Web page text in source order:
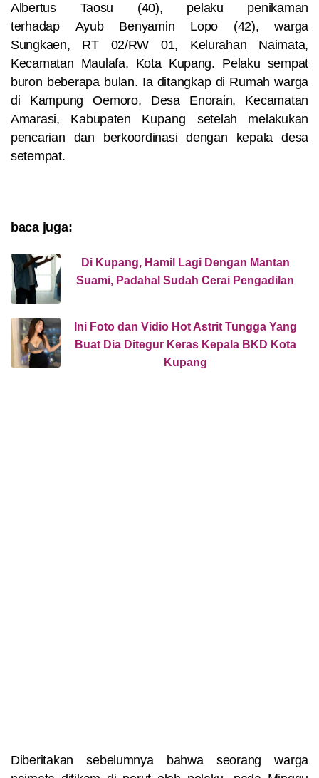
Albertus Taosu (40), pelaku penikaman
terhadap Ayub Benyamin Lopo (42), warga
Sungkaen, RT 02/RW 01, Kelurahan Naimata,
Kecamatan Maulafa, Kota Kupang. Pelaku sempat
buron beberapa bulan. Ia ditangkap di Rumah warga
di Kampung Oemoro, Desa Enorain, Kecamatan
Amarasi, Kabupaten Kupang setelah melakukan
pencarian dan berkoordinasi dengan kepala desa
setempat.
baca juga:
Di Kupang, Hamil Lagi Dengan Mantan
Suami, Padahal Sudah Cerai Pengadilan
Ini Foto dan Vidio Hot Astrit Tungga Yang
Buat Dia Ditegur Keras Kepala BKD Kota
Kupang
Diberitakan sebelumnya bahwa seorang warga